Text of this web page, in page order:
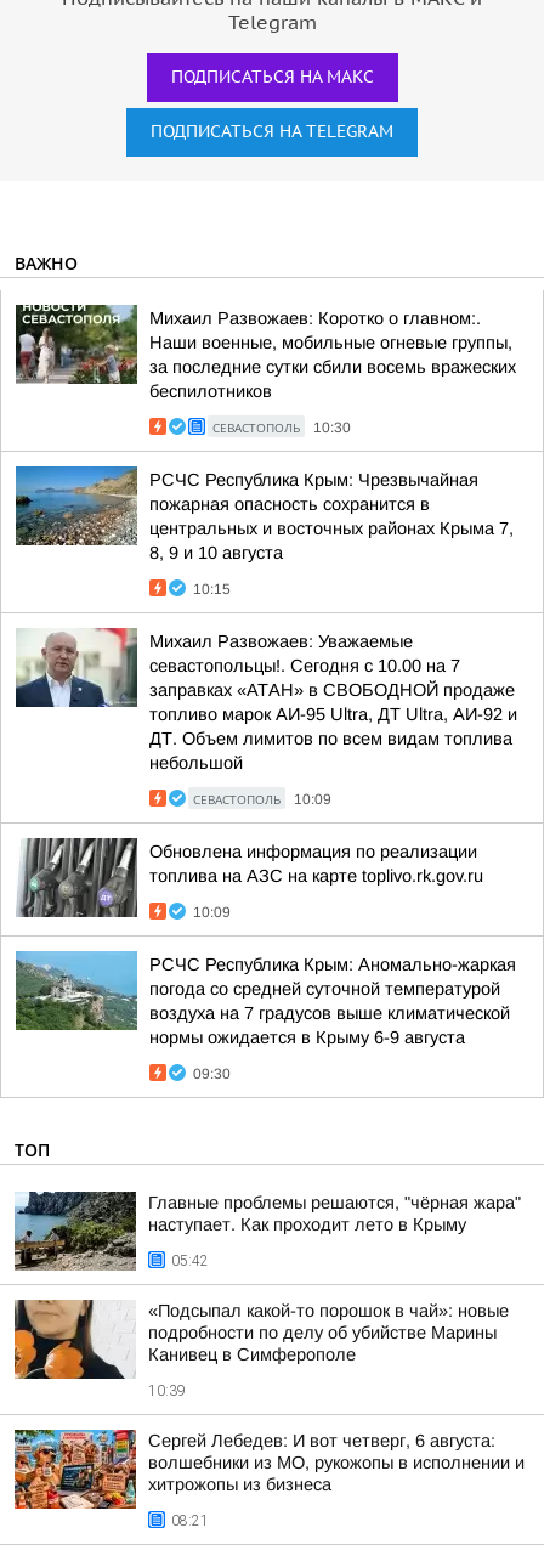
Telegram
ПОДПИСАТЬСЯ НА МАКС
ПОДПИСАТЬСЯ НА TELEGRAM
ВАЖНО
Михаил Развожаев: Коротко о главном:.
Наши военные, мобильные огневые группы,
за последние сутки сбили восемь вражеских
беспилотников
СЕВАСТОПОЛЬ 10:30
РСЧС Республика Крым: Чрезвычайная
пожарная опасность сохранится в
центральных и восточных районах Крыма 7,
8, 9 и 10 августа
10:15
Михаил Развожаев: Уважаемые
севастопольцы!. Сегодня с 10.00 на 7
заправках «АТАН» в СВОБОДНОЙ продаже
топливо марок АИ-95 Ultra, ДТ Ultra, АИ-92 и
ДТ. Объем лимитов по всем видам топлива
небольшой
СЕВАСТОПОЛЬ 10:09
Обновлена информация по реализации
топлива на АЗС на карте toplivo.rk.gov.ru
10:09
РСЧС Республика Крым: Аномально-жаркая
погода со средней суточной температурой
воздуха на 7 градусов выше климатической
нормы ожидается в Крыму 6-9 августа
09:30
ТОП
Главные проблемы решаются, "чёрная жара"
наступает. Как проходит лето в Крыму
05:42
«Подсыпал какой-то порошок в чай»: новые
подробности по делу об убийстве Марины
Канивец в Симферополе
10:39
Сергей Лебедев: И вот четверг, 6 августа:
волшебники из МО, рукожопы в исполнении и
хитрожопы из бизнеса
08:21